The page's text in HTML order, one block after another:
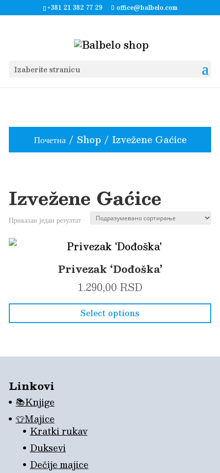
+381 21 382 77 29 office@balbelo.com
Izaberite stranicu
Почетна/ Shop / Izvežene Gaćice
Izvežene Gaćice
Приказан један резултат
Privezak ‘Dođoška’
1.290,00 RSD
Select options
Linkovi
📚Knjige
👕Majice
Kratki rukav
Duksevi
Dečije majice